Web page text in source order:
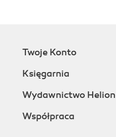
Twoje Konto
Księgarnia
Wydawnictwo Helion
Współpraca